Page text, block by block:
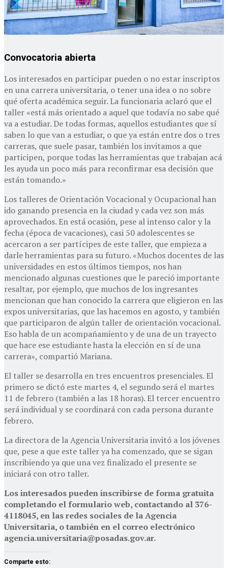
Convocatoria abierta
Los interesados en participar pueden o no estar inscriptos
en una carrera universitaria, o tener una idea o no sobre
qué oferta académica seguir. La funcionaria aclaró que el
taller «está más orientado a aquel que todavía no sabe qué
va a estudiar. De todas formas, aquellos estudiantes que sí
saben lo que van a estudiar, o que ya están entre dos o tres
carreras, que suele pasar, también los invitamos a que
participen, porque todas las herramientas que trabajan acá
les ayuda un poco más para reconfirmar esa decisión que
están tomando.»
Los talleres de Orientación Vocacional y Ocupacional han
ido ganando presencia en la ciudad y cada vez son más
aprovechados. En está ocasión, pese al intenso calor y la
fecha (época de vacaciones), casi 50 adolescentes se
acercaron a ser partícipes de este taller, que empieza a
darle herramientas para su futuro. «Muchos docentes de las
universidades en estos últimos tiempos, nos han
mencionado algunas cuestiones que le pareció importante
resaltar, por ejemplo, que muchos de los ingresantes
mencionan que han conocido la carrera que eligieron en las
expos universitarias, que las hacemos en agosto, y también
que participaron de algún taller de orientación vocacional.
Eso habla de un acompañamiento y de una de un trayecto
que hace ese estudiante hasta la elección en sí de una
carrera», compartió Mariana.
El taller se desarrolla en tres encuentros presenciales. El
primero se dictó este martes 4, el segundo será el martes
11 de febrero (también a las 18 horas). El tercer encuentro
será individual y se coordinará con cada persona durante
febrero.
La directora de la Agencia Universitaria invitó a los jóvenes
que, pese a que este taller ya ha comenzado, que se sigan
inscribiendo ya que una vez finalizado el presente se
iniciará con otro taller.
Los interesados pueden inscribirse de forma gratuita
completando el formulario web, contactando al 376-
4118045, en las redes sociales de la Agencia
Universitaria, o también en el correo electrónico
agencia.universitaria@posadas.gov.ar.
Comparte esto: